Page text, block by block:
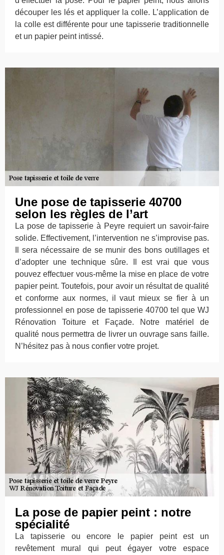
découper les lés et appliquer la colle. L’application de
la colle est différente pour une tapisserie traditionnelle
et un papier peint intissé.
Une pose de tapisserie 40700
selon les règles de l’art
La pose de tapisserie à Peyre requiert un savoir-faire
solide. Effectivement, l’intervention ne s’improvise pas.
Il sera nécessaire de se munir des bons outillages et
d’adopter une technique sûre. Il est vrai que vous
pouvez effectuer vous-même la mise en place de votre
papier peint. Toutefois, pour avoir un résultat de qualité
et conforme aux normes, il vaut mieux se fier à un
professionnel en pose de tapisserie 40700 tel que WJ
Rénovation Toiture et Façade. Notre matériel de
qualité nous permettra de livrer un ouvrage sans faille.
N’hésitez pas à nous confier votre projet.
La pose de papier peint : notre
spécialité
La tapisserie ou encore le papier peint est un
revêtement mural qui peut égayer votre espace